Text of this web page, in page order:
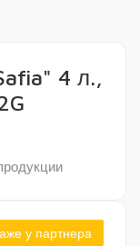
у партнера
4 л.,